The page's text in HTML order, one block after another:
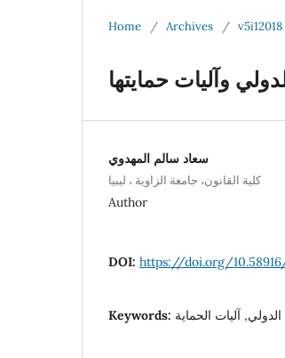
Home / Archives / v5i12018
وآليات حمايتها
سعاد سالم المهدوي
كلية القانون، جامعة الزاوية ، ليبيا
Author
DOI: https://doi.org/10.58916/
Keywords: آليات الحماية